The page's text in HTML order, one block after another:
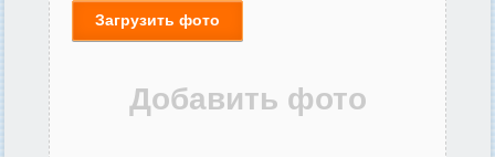
Загрузить фото